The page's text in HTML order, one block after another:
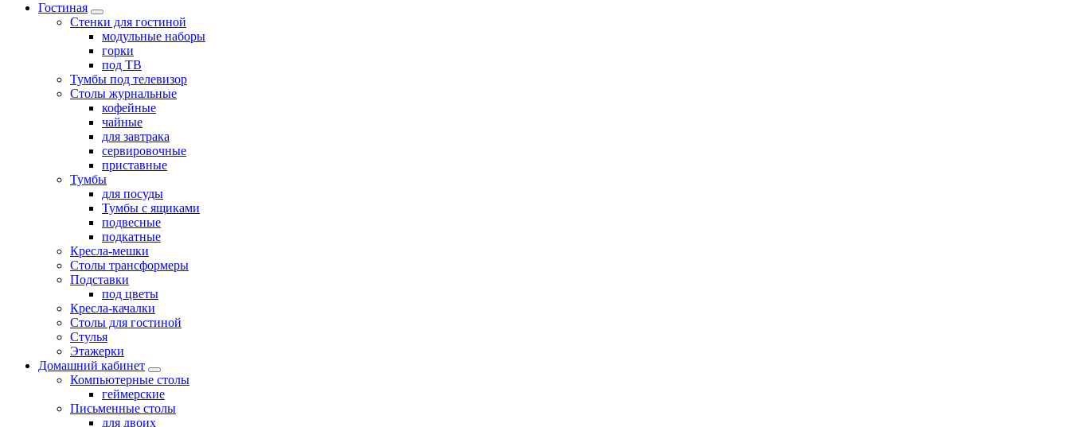
Гостиная
Стенки для гостиной
модульные наборы
горки
под ТВ
Тумбы под телевизор
Столы журнальные
кофейные
чайные
для завтрака
сервировочные
приставные
Тумбы
для посуды
Тумбы с ящиками
подвесные
подкатные
Кресла-мешки
Столы трансформеры
Подставки
под цветы
Кресла-качалки
Столы для гостиной
Стулья
Этажерки
Домашний кабинет
Компьютерные столы
геймерские
Письменные столы
для двоих